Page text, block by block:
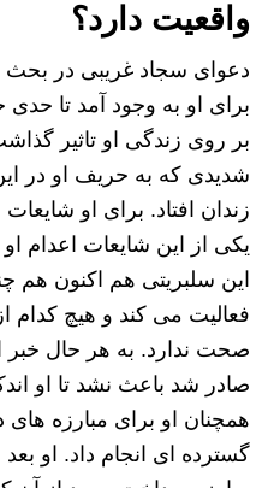
واقعیت دارد؟
دعوای سجاد غریبی در
برای او به وجود آمد تا حدی
بر روی زندگی او تاثیر
شدیدی که به حریف او در
زندان افتاد. برای او
یکی از این شایعات اعدام او
این سلبریتی هم اکنون
فعالیت می کند و هیچ کدام
صحت ندارد. به هر حال خبر
صادر شد باعث نشد تا او
همچنان او برای مبارزه
گسترده ای انجام داد. او بعد